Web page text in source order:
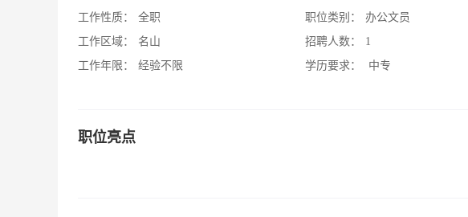
工作性质：
全职
工作区域：
名山
工作年限：
经验不限
职位类别：
办公文员
招聘人数：
1
学历要求：
中专
职位亮点